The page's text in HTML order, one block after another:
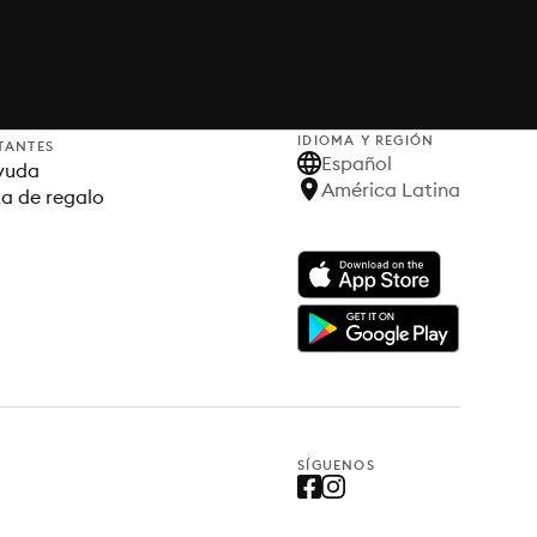
de regalo
IDIOMA Y REGIÓN
Español
América Latina
SÍGUENOS